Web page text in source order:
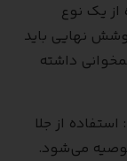
از یک نوع
نهایی باید
داشته
از جلا
می‌شود.